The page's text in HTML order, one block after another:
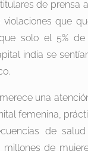
de prensa
que
solo el 5%
india se
una
femenina,
de
millones de